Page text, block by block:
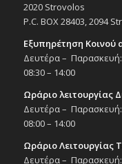
2020 Strovolos
P.C. BOX 28403, 2094
Εξυπηρέτηση Κοινού
Δευτέρα – Παρασκευή:
08:30 – 14:00
Ωράριο λειτουργίας
Δευτέρα – Παρασκευή:
08:00 – 14:00
Ωράριο Λειτουργίας
Δευτέρα – Παρασκευή: